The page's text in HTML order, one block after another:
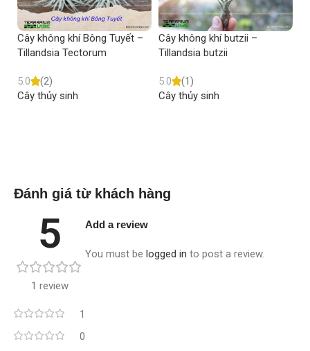
Cây không khí Bông Tuyết –
Tillandsia Tectorum
5.0
(2)
Cây thủy sinh
Cây không khí butzii –
Tillandsia butzii
5.0
(1)
Cây thủy sinh
Đánh giá từ khách hàng
5
1 review
1
0
Add a review
You must be logged in to post a review.